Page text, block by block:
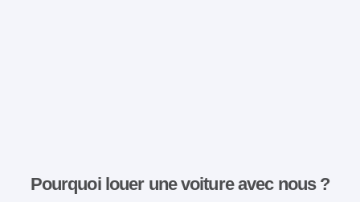
Pourquoi louer une voiture avec nous ?